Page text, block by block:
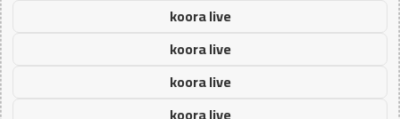
koora live
koora live
koora live